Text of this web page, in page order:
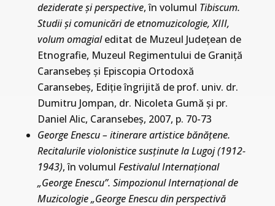
deziderate şi perspective, în volumul Tibiscum.
Studii şi comunicări de etnomuzicologie, XIII,
volum omagialeditat de Muzeul Judeţean de
Etnografie, Muzeul Regimentului de Graniţă
Caransebeş şi Episcopia Ortodoxă
Caransebeş, Ediţie îngrijită de prof. univ. dr.
Dumitru Jompan, dr. Nicoleta Gumă şi pr.
Daniel Alic, Caransebeş, 2007, p. 70-73
George Enescu – itinerare artistice bănăţene.
Recitalurile violonistice susţinute la Lugoj (1912-
1943), în volumul Festivalul Internaţional
„George Enescu”. Simpozionul Internaţional de
Muzicologie „George Enescu din perspectivă